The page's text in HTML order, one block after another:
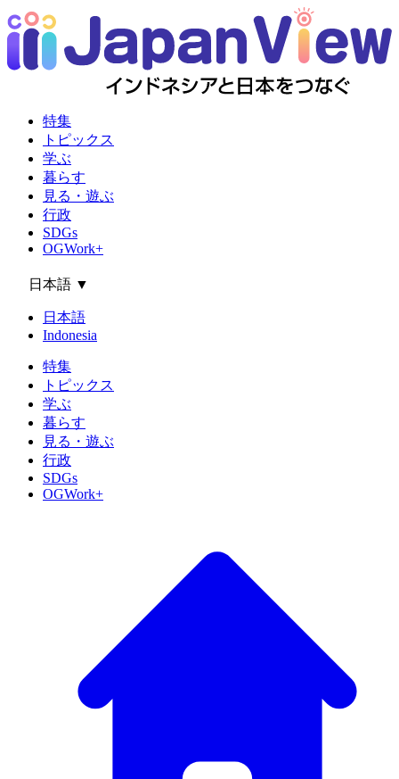
特集
トピックス
学ぶ
暮らす
見る・遊ぶ
行政
SDGs
OGWork+
日本語 ▼
日本語
Indonesia
特集
トピックス
学ぶ
暮らす
見る・遊ぶ
行政
SDGs
OGWork+